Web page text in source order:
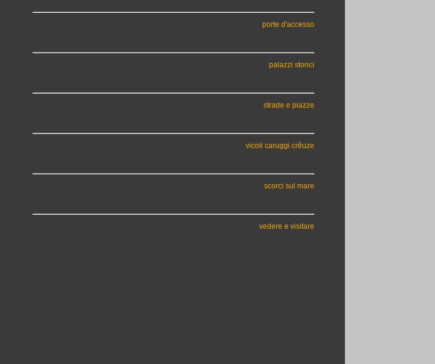
porte d'accesso
palazzi storici
strade e piazze
vicoli caruggi crêuze
scorci sul mare
vedere e visitare